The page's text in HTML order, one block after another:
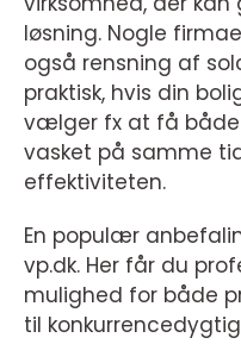
løsning. Nogle
også rensning af
praktisk, hvis din
vælger fx at få både
vasket på samme
effektiviteten.
En populær
vp.dk. Her får du
mulighed for både
til